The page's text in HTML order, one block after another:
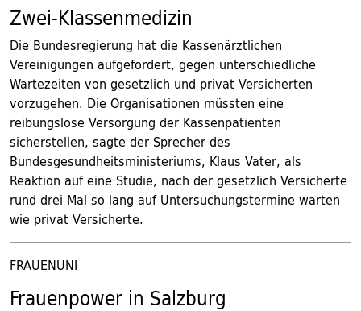
Zwei-Klassenmedizin
Die Bundesregierung hat die Kassenärztlichen
Vereinigungen aufgefordert, gegen unterschiedliche
Wartezeiten von gesetzlich und privat Versicherten
vorzugehen. Die Organisationen müssten eine
reibungslose Versorgung der Kassenpatienten
sicherstellen, sagte der Sprecher des
Bundesgesundheitsministeriums, Klaus Vater, als
Reaktion auf eine Studie, nach der gesetzlich Versicherte
rund drei Mal so lang auf Untersuchungstermine warten
wie privat Versicherte.
FRAUENUNI
Frauenpower in Salzburg